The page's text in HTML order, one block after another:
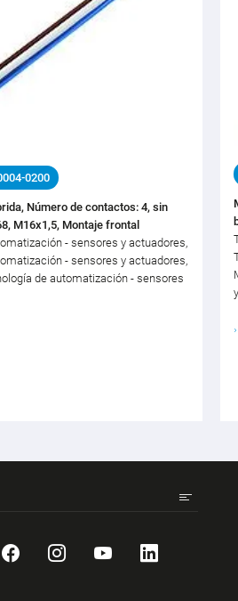
0200
Número de contactos: 4, sin
M16x1,5, Montaje frontal
- sensores y actuadores,
- sensores y actuadores,
de automatización - sensores
FacebookInstagram
YouTubeLinkedIn